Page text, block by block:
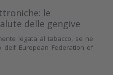
le
delle gengive
legata al tabacco, se ne
European Federation of